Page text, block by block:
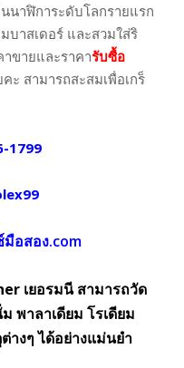
นาฬิการะดับโลกรายแรก
าสเดอร์ และสวมใส่ริ
ขายและราคารับซื้อ
ะ สามารถสะสมเพื่อเกร็
1799
อสอง.com
เยอรมนี สามารถวัด
พาลาเดียม โรเดียม
างๆ ได้อย่างแม่นยำ